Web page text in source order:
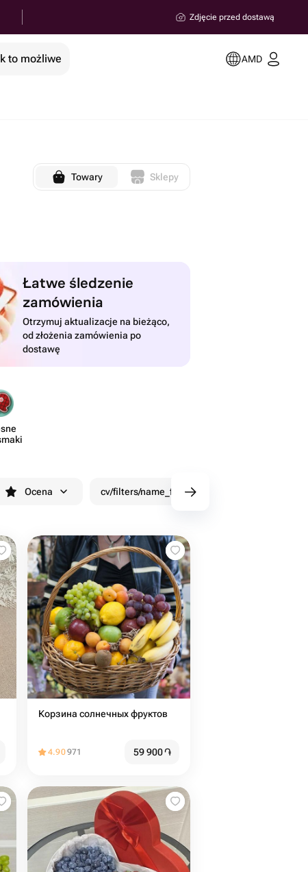
Zdjęcie przed dostawą
to możliwe AMD
Towary Sklepy
Łatwe śledzenie
zamówienia
Otrzymuj aktualizacje na bieżąco,
od złożenia zamówienia po
dostawę
Ocena cv/filters/name_fast_delivery
Корзина солнечных фруктов
4.90971 59 900֏